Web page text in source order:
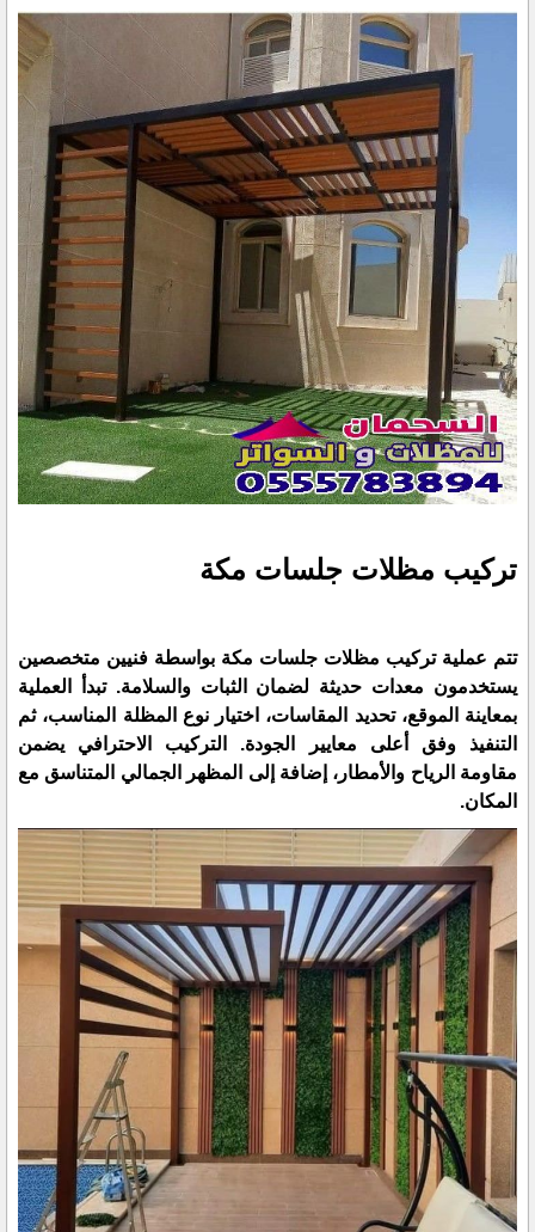
تركيب مظلات جلسات مكة
تتم عملية تركيب مظلات جلسات مكة بواسطة فنيين متخصصين
يستخدمون معدات حديثة لضمان الثبات والسلامة. تبدأ العملية
بمعاينة الموقع، تحديد المقاسات، اختيار نوع المظلة المناسب، ثم
التنفيذ وفق أعلى معايير الجودة. التركيب الاحترافي يضمن
مقاومة الرياح والأمطار، إضافة إلى المظهر الجمالي المتناسق مع
المكان.